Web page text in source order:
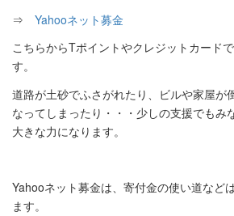
⇒ Yahooネット募金
こちらからTポイントやクレジットカード
す。
道路が土砂でふさがれたり、ビルや家屋が
なってしまったり・・・少しの支援でもみ
大きな力になります。
Yahooネット募金は、寄付金の使い道など
ます。